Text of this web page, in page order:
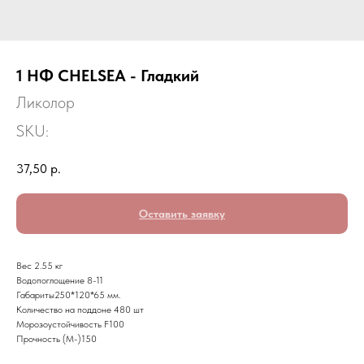
1 НФ CHELSEA - Гладкий
Ликолор
SKU:
37,50 р.
Оставить заявку
Вес 2.55 кг
Водопоглощение 8-11
Габариты250*120*65 мм.
Количество на поддоне 480 шт
Морозоустойчивость F100
Прочность (M-)150